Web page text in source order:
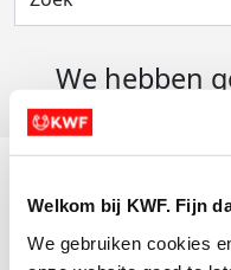
Welkom bij KWF. Fijn
We gebruiken cookies
We hebben
Actiematerialen
Evenementen